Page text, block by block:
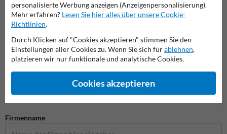
Parkschilder
Stellen Sie Ihre Frage an Verkehrsschildkaufen.de
Firmenname
personalisierte Werbung anzeigen (Anzeigenpersonalisierung).
Mehr erfahren? Lesen Sie hier alles über unsere Cookie-
Richtlinien.
Durch Klicken auf "Cookies akzeptieren" stimmen Sie den
Einstellungen aller Cookies zu. Wenn Sie sich fürablehnen,
platzieren wir nur funktionale und analytische Cookies.
Cookies akzeptieren